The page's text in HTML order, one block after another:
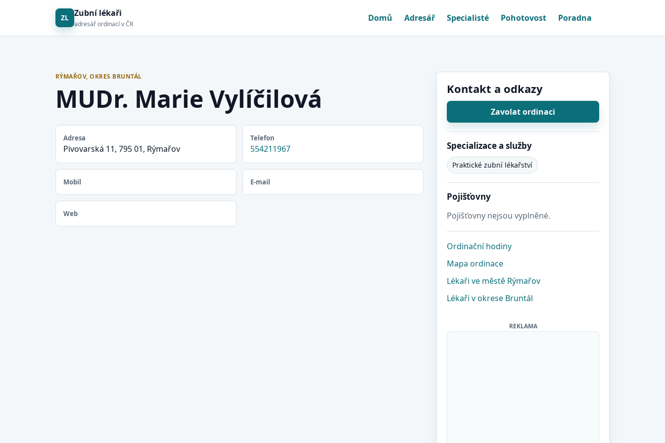
ZL Zubní lékaři
adresář ordinací v ČR
Domů Adresář Specialisté Pohotovost Poradna
RÝMAŘOV, OKRES BRUNTÁL
MUDr. Marie Vylíčilová
Adresa
Pivovarská 11, 795 01, Rýmařov
Telefon
554211967
Mobil E-mail
Web
Kontakt a odkazy
Zavolat ordinaci
Specializace a služby
Praktické zubní lékařství
Pojišťovny
Pojišťovny nejsou vyplněné.
Ordinační hodiny
Mapa ordinace
Lékaři ve městě Rýmařov
Lékaři v okrese Bruntál
REKLAMA